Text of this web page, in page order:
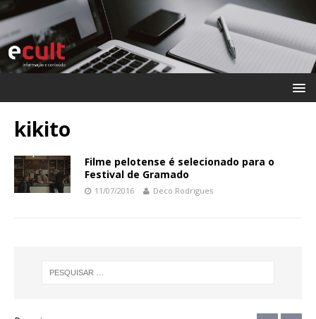
kikito
Filme pelotense é selecionado para o
Festival de Gramado
11/07/2016 Deco Rodrigues